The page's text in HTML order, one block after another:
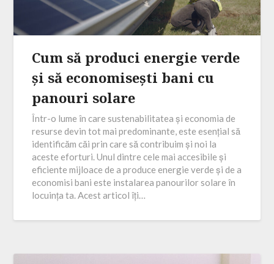
Cum să produci energie verde
și să economisești bani cu
panouri solare
Într-o lume în care sustenabilitatea și economia de
resurse devin tot mai predominante, este esențial să
identificăm căi prin care să contribuim și noi la
aceste eforturi. Unul dintre cele mai accesibile și
eficiente mijloace de a produce energie verde și de a
economisi bani este instalarea panourilor solare în
locuința ta. Acest articol îți…